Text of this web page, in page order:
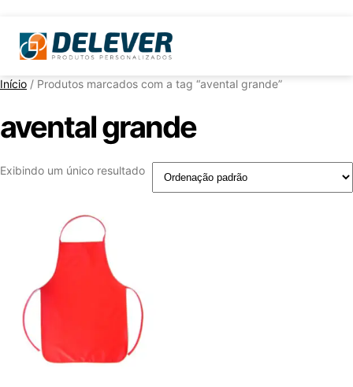
Início / Produtos marcados com a tag “avental grande”
avental grande
Exibindo um único resultado